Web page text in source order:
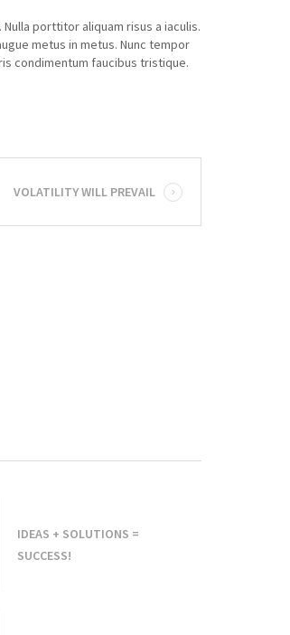
porttitor aliquam risus a iaculis.
metus in metus. Nunc tempor
condimentum faucibus tristique.
VOLATILITY WILL PREVAIL
IDEAS + SOLUTIONS =
SUCCESS!